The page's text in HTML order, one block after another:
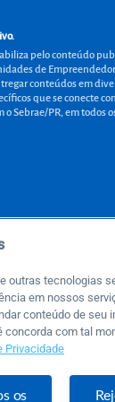
pelo conteúdo
de
conteúdos em
que se conecte
o Sebrae/PR, em todos
outras tecnologias
em nossos
conteúdo de seu
concorda com tal
Privacidade
os